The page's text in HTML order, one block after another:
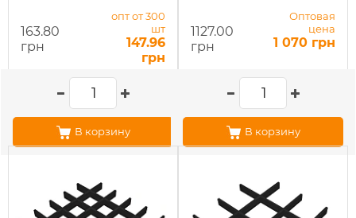
163.80
грн
опт от 300
шт
147.96
грн
В корзину
1127.00
грн
Оптовая
цена
1 070 грн
В корзину